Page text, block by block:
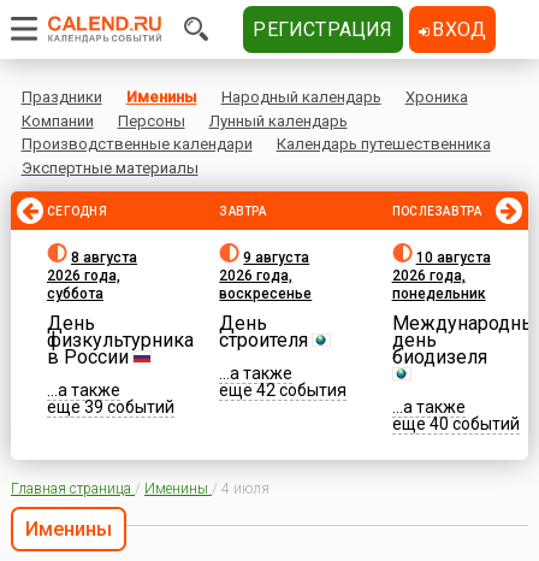
Праздники Именины Народный календарь
Хроника
Компании
Персоны
Лунный календарь
Производственные календари
Календарь путешественника
Экспертные материалы
СЕГОДНЯ
8 августа
2026 года,
суббота
День
физкультурника
в России
...а также
еще 39 событий
ЗАВТРА
9 августа
2026 года,
воскресенье
День
строителя
...а также
еще 42 события
ПОСЛЕЗАВТРА
10 августа
2026 года,
понедельник
день
биодизеля
...а также
еще 40 событий
Главная страница / Именины / 4 июля
Именины
РЕГИСТРАЦИЯ ВХОД